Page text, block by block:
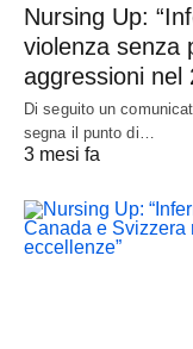
Nursing Up:
violenza senza
aggressioni nel
Di seguito un
segna il punto di…
3 mesi fa